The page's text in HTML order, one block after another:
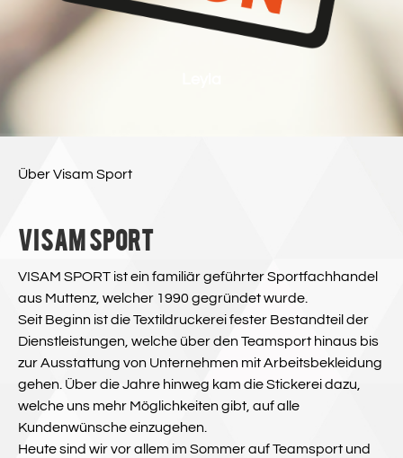
Über Visam Sport
Visam Sport
VISAM SPORT ist ein familiär geführter Sportfachhandel
aus Muttenz, welcher 1990 gegründet wurde.
Seit Beginn ist die Textildruckerei fester Bestandteil der
Dienstleistungen, welche über den Teamsport hinaus bis
zur Ausstattung von Unternehmen mit Arbeitsbekleidung
gehen. Über die Jahre hinweg kam die Stickerei dazu,
welche uns mehr Möglichkeiten gibt, auf alle
Kundenwünsche einzugehen.
Heute sind wir vor allem im Sommer auf Teamsport und